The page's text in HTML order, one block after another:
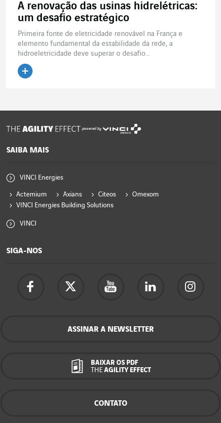
A renovação das usinas hidrelétricas:
um desafio estratégico
Primeira fonte de eletricidade renovável na França e
elemento fundamental da estabilidade da rede, a
hidroeletricidade deve superar o desafio...
powered by
SAIBA MAIS
VINCI Energies
Actemium Axians Citeos
Omexom
VINCI Energies Building Solutions
VINCI
SIGA-NOS
ASSINAR A NEWSLETTER
BAIXAR OS PDF
THE AGILITY EFFECT
CONTATO